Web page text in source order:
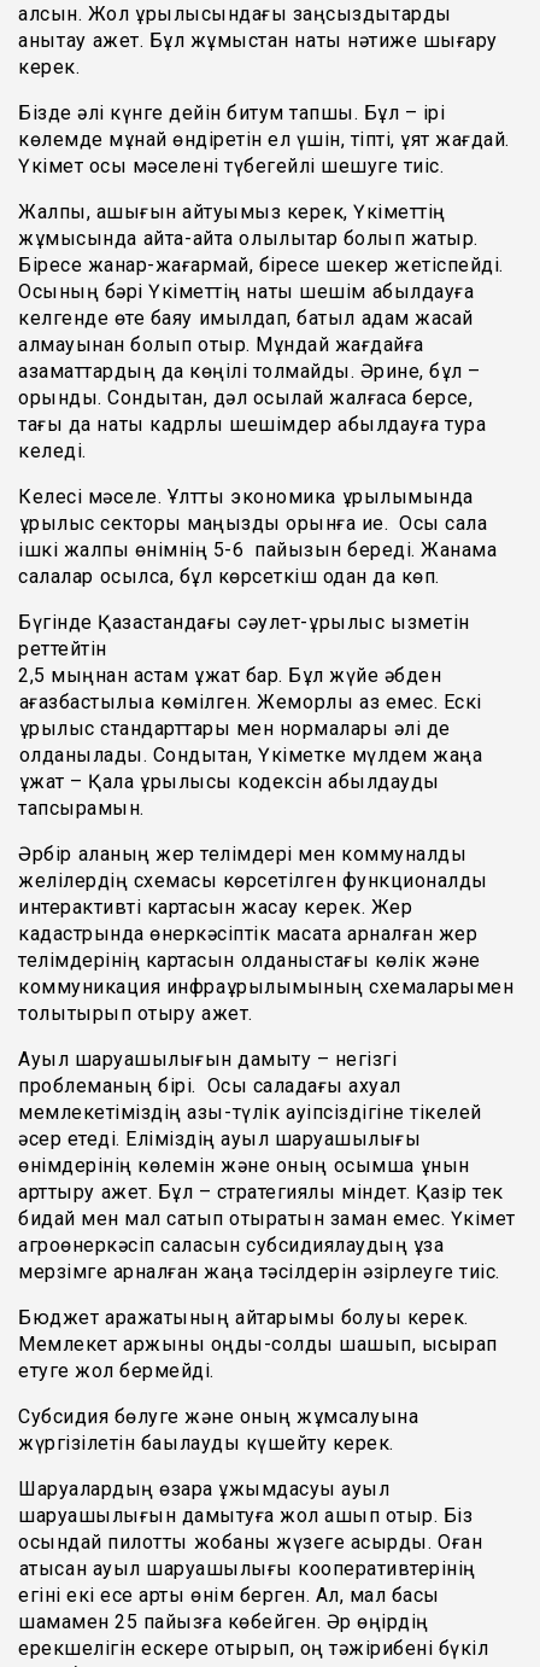
алсын. Жол құрылысындағы заңсыздықтарды
анықтау қажет. Бұл жұмыстан нақты нәтиже шығару
керек.
Бізде әлі күнге дейін битум тапшы. Бұл – ірі
көлемде мұнай өндіретін ел үшін, тіпті, ұят жағдай.
Үкімет осы мәселені түбегейлі шешуге тиіс.
Жалпы, ашығын айтуымыз керек, Үкіметтің
жұмысында қайта-қайта олқылықтар болып жатыр.
Біресе жанар-жағармай, біресе шекер жетіспейді.
Осының бәрі Үкіметтің нақты шешім қабылдауға
келгенде өте баяу қимылдап, батыл қадам жасай
алмауынан болып отыр. Мұндай жағдайға
азаматтардың да көңілі толмайды. Әрине, бұл –
орынды. Сондықтан, дәл осылай жалғаса берсе,
тағы да нақты кадрлық шешімдер қабылдауға тура
келеді.
Келесі мәселе. Ұлттық экономика құрылымында
құрылыс секторы маңызды орынға ие. Осы сала
ішкі жалпы өнімнің 5-6 пайызын береді. Жанама
салалар қосылса, бұл көрсеткіш одан да көп.
Бүгінде Қазақстандағы сәулет-құрылыс қызметін
реттейтін
2,5 мыңнан астам құжат бар. Бұл жүйе әбден
қағазбастылыққа көмілген. Жемқорлық аз емес. Ескі
құрылыс стандарттары мен нормалары әлі де
қолданылады. Сондықтан, Үкіметке мүлдем жаңа
құжат – Қала құрылысы кодексін қабылдауды
тапсырамын.
Әрбір қаланың жер телімдері мен коммуналдық
желілердің схемасы көрсетілген функционалды
интерактивті картасын жасау керек. Жер
кадастрында өнеркәсіптік мақсатқа арналған жер
телімдерінің картасын қолданыстағы көлік және
коммуникация инфрақұрылымының схемаларымен
толықтырып отыру қажет.
Ауыл шаруашылығын дамыту – негізгі
проблеманың бірі. Осы саладағы ахуал
мемлекетіміздің азық-түлік қауіпсіздігіне тікелей
әсер етеді. Еліміздің ауыл шаруашылығы
өнімдерінің көлемін және оның қосымша құнын
арттыру қажет. Бұл – стратегиялық міндет. Қазір тек
бидай мен мал сатып отыратын заман емес. Үкімет
агроөнеркәсіп саласын субсидиялаудың ұзақ
мерзімге арналған жаңа тәсілдерін әзірлеуге тиіс.
Бюджет қаражатының қайтарымы болуы керек.
Мемлекет қаржыны оңды-солды шашып, ысырап
етуге жол бермейді.
Субсидия бөлуге және оның жұмсалуына
жүргізілетін бақылауды күшейту керек.
Шаруалардың өзара ұжымдасуы ауыл
шаруашылығын дамытуға жол ашып отыр. Біз
осындай пилоттық жобаны жүзеге асырдық. Оған
қатысқан ауыл шаруашылығы кооперативтерінің
егіні екі есе артық өнім берген. Ал, мал басы
шамамен 25 пайызға көбейген. Әр өңірдің
ерекшелігін ескере отырып, оң тәжірибені бүкіл